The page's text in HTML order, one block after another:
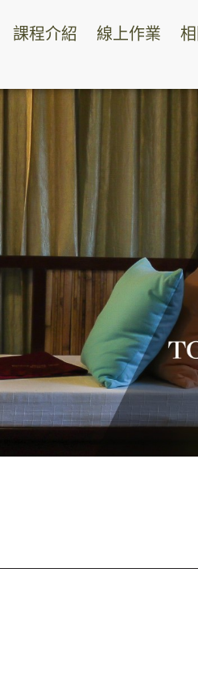
課程介紹 線上作業